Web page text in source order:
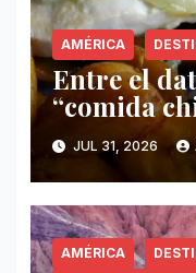
AMÉRICA
Entre el
“comida
invisible
JUL 31, 2026
AMÉRICA